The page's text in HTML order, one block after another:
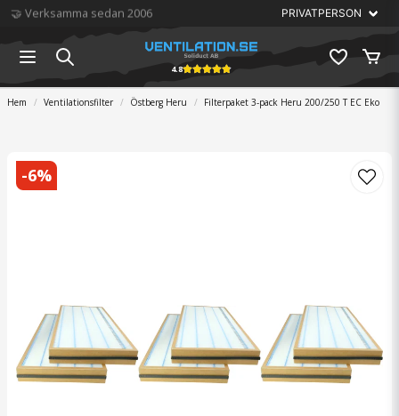
🏆 Störst på ventilation
4.8
Hem Ventilationsfilter Östberg Heru Filterpaket 3-pack Heru 200/250 T EC Eko
-6%